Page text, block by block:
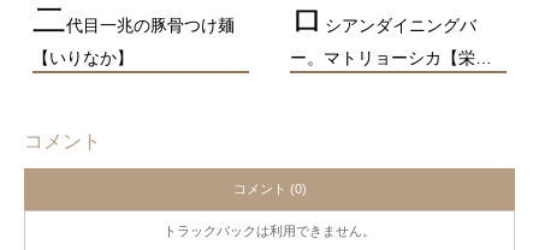
二代目一兆の豚骨つけ麺
【いりなか】
ロ シアンダイニングバ
ー。マトリョーシカ【栄…
コメント
コメント (0)
トラックバックは利用できません。